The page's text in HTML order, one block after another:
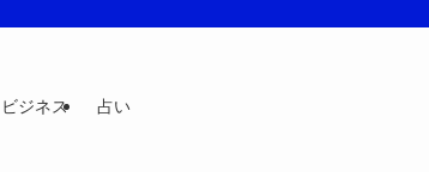
ビジネス 占い